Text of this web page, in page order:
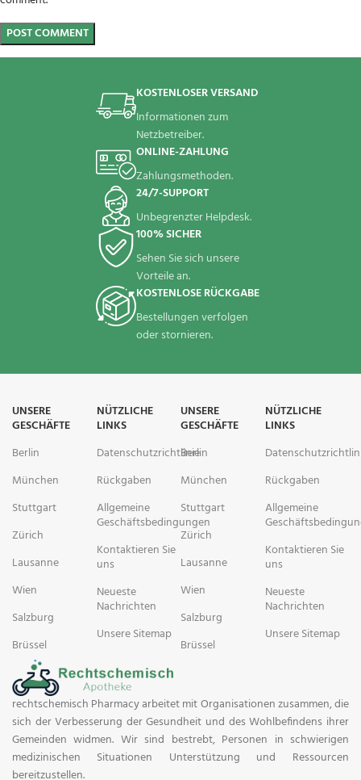
KOSTENLOSER VERSAND
Informationen zum
Netzbetreiber.
ONLINE-ZAHLUNG
Zahlungsmethoden.
24/7-SUPPORT
Unbegrenzter Helpdesk.
100% SICHER
Sehen Sie sich unsere
Vorteile an.
KOSTENLOSE RÜCKGABE
Bestellungen verfolgen
oder stornieren.
UNSERE
GESCHÄFTE
Berlin
München
Stuttgart
Zürich
Lausanne
Wien
Salzburg
Brüssel
NÜTZLICHE
LINKS
Datenschutzrichtlinie
Rückgaben
Allgemeine
Geschäftsbedingungen
Kontaktieren Sie
uns
Neueste
Nachrichten
Unsere Sitemap
UNSERE
GESCHÄFTE
Berlin
München
Stuttgart
Zürich
Lausanne
Wien
Salzburg
Brüssel
NÜTZLICHE
LINKS
Rückgaben
Allgemeine
Kontaktieren Sie
uns
Neueste
Nachrichten
Unsere Sitemap
rechtschemisch Pharmacy arbeitet mit Organisationen zusammen, die
sich der Verbesserung der Gesundheit und des Wohlbefindens ihrer
Gemeinden widmen. Wir sind bestrebt, Personen in schwierigen
medizinischen Situationen Unterstützung und Ressourcen
bereitzustellen.